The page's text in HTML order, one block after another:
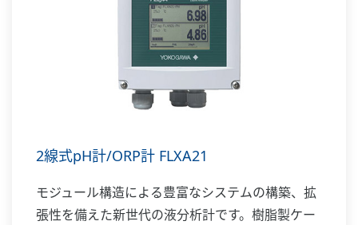
2線式pH計/ORP計 FLXA21
モジュール構造による豊富なシステムの構築、拡
張性を備えた新世代の液分析計です。樹脂製ケー